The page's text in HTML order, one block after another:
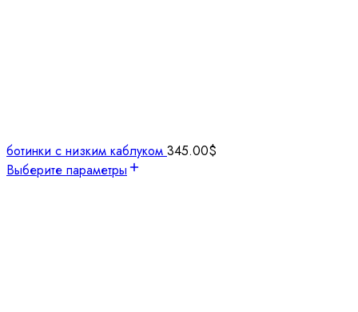
ботинки с низким каблуком 345.00$
Выберите параметры